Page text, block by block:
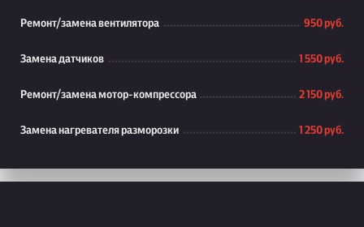
Ремонт/замена вентилятора 950 руб.
Замена датчиков 1 550 руб.
Ремонт/замена мотор-компрессора 2 150 руб.
Замена нагревателя разморозки 1 250 руб.